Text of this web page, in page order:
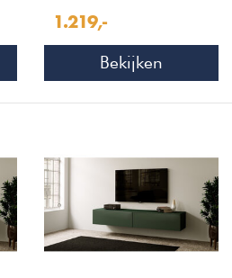
1.219,-
Bekijken